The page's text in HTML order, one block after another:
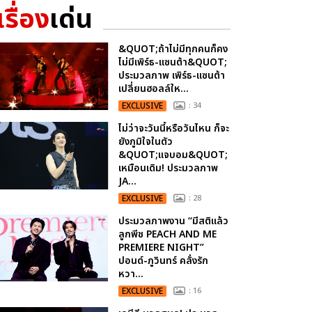
รื่องเด่น
&QUOT;ถ้าไม่มีทุกคนก็คง
ไม่มีเพิร์ธ-แซนต้า&QUOT;
ประมวลภาพ เพิร์ธ-แซนต้า
เปลี่ยนฮอลล์ให...
EXCLUSIVE : 34
ไม่ว่าจะวันนี้หรือวันไหน ก็จะ
ยังภูมิใจในตัว
&QUOT;แจบอม&QUOT;
เหมือนเดิม! ประมวลภาพ
JA...
EXCLUSIVE : 28
ประมวลภาพงาน “มีสติแล้ว
ลูกพีช PEACH AND ME
PREMIERE NIGHT”
ปอนด์-ภูวินทร์ คลั่งรัก
หวา...
EXCLUSIVE : 16